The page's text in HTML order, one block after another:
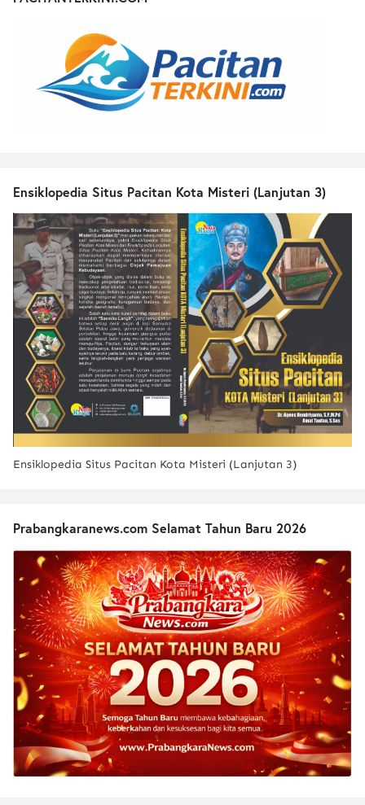
Ensiklopedia Situs Pacitan Kota Misteri (Lanjutan 3)
Ensiklopedia Situs Pacitan Kota Misteri (Lanjutan 3)
Prabangkaranews.com Selamat Tahun Baru 2026